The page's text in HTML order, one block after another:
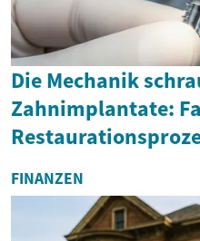
Die Mechanik
Zahnimplantate:
FINANZEN